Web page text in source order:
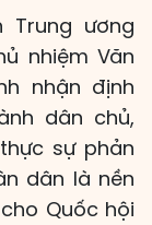
Trung ương
nhiệm Văn
nhận định
dân chủ,
sự phản
dân là nền
Quốc hội